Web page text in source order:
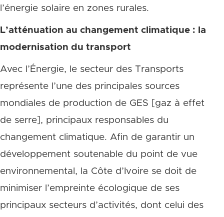
l’énergie solaire en zones rurales.
L’atténuation au changement climatique : la
modernisation du transport
Avec l’Énergie, le secteur des Transports
représente l’une des principales sources
mondiales de production de GES [gaz à effet
de serre], principaux responsables du
changement climatique. Afin de garantir un
développement soutenable du point de vue
environnemental, la Côte d’Ivoire se doit de
minimiser l’empreinte écologique de ses
principaux secteurs d’activités, dont celui des